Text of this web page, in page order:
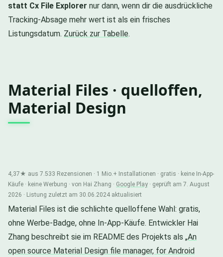
statt Cx File Explorer nur dann, wenn dir die ausdrückliche
Tracking-Absage mehr wert ist als ein frisches
Listungsdatum. Zurück zur Tabelle.
Material Files · quelloffen,
Material Design
4,37★ aus 7.533 Rezensionen · 1 Mio.+ Installationen · gratis · keine In-App-
Käufe · keine Werbung · von Hai Zhang · Google Play · geprüft am 7. August
2026 · Listung zuletzt am 30.06.2024 aktualisiert
Material Files ist die schlichte quelloffene Wahl: gratis,
ohne Werbe-Badge, ohne In-App-Käufe. Entwickler Hai
Zhang beschreibt sie im README des Projekts als „An
open source Material Design file manager, for Android